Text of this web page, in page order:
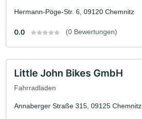
Hermann-Pöge-Str. 6, 09120 Chemnitz
0.0 (0 Bewertungen)
Little John Bikes GmbH
Fahrradladen
Annaberger Straße 315, 09125 Chemnitz